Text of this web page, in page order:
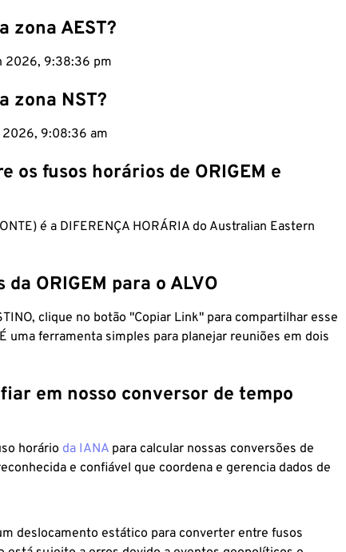
zona AEST?
2026, 9:38:37 pm
zona NST?
2026, 9:08:37 am
os fusos horários de ORIGEM e
é a DIFERENÇA HORÁRIA do Australian Eastern
ORIGEM para o ALVO
clique no botão "Copiar Link" para compartilhar esse
uma ferramenta simples para planejar reuniões em dois
em nosso conversor de tempo
horário da IANA para calcular nossas conversões de
e confiável que coordena e gerencia dados de
deslocamento estático para converter entre fusos